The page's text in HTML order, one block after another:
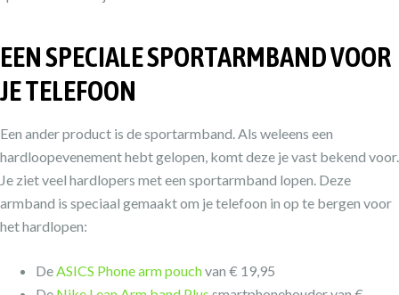
EEN SPECIALE SPORTARMBAND VOOR
JE TELEFOON
Een ander product is de sportarmband. Als weleens een
hardloopevenement hebt gelopen, komt deze je vast bekend voor.
Je ziet veel hardlopers met een sportarmband lopen. Deze
armband is speciaal gemaakt om je telefoon in op te bergen voor
het hardlopen:
DeASICS Phone arm pouchvan € 19,95